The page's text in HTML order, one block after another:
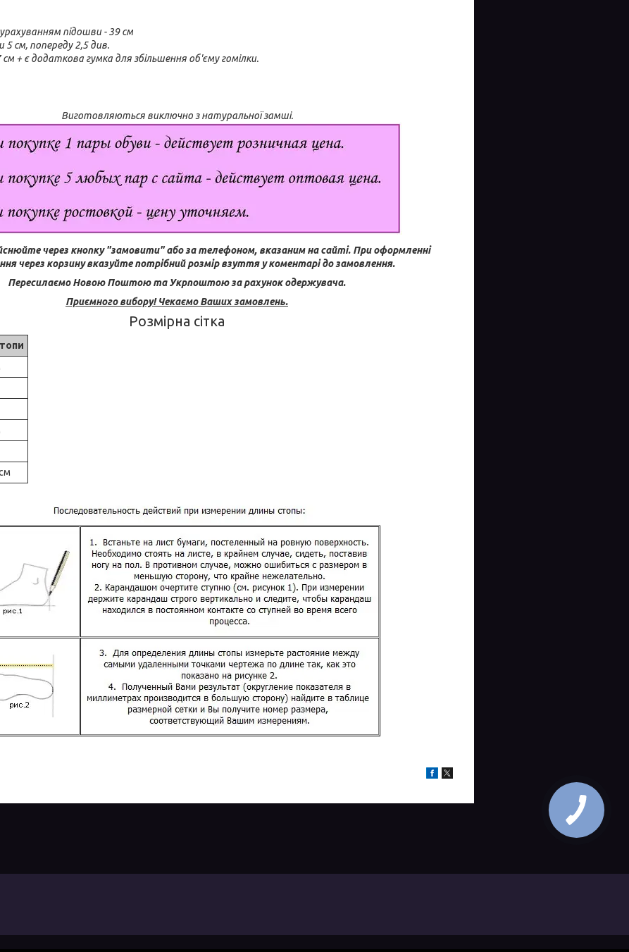
підошви - 39 см
5 см, попереду 2,5 див.
+ є додаткова гумка для збільшення об'єму гомілки.
Виготовляються виключно з натуральної замші.
через кнопку "замовити" або за телефоном, вказаним на сайті. При оформленні
через корзину вказуйте потрібний розмір взуття у коментарі до замовлення.
Пересилаємо Новою Поштою та Укрпоштою за рахунок одержувача.
Приємного вибору! Чекаємо Ваших замовлень.
Розмірна сітка